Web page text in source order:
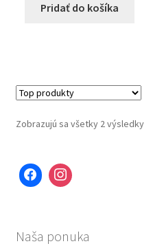
Pridať do košíka
Zobrazujú sa všetky 2 výsledky
Naša ponuka